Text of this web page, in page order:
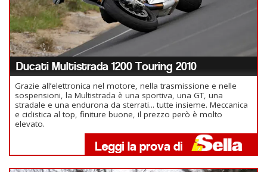
Ducati Multistrada 1200 Touring 2010
Grazie all’elettronica nel motore, nella trasmissione e nelle
sospensioni, la Multistrada è una sportiva, una GT, una
stradale e una endurona da sterrati... tutte insieme. Meccanica
e ciclistica al top, finiture buone, il prezzo però è molto
elevato.